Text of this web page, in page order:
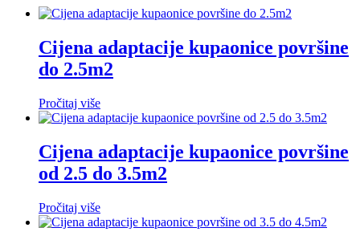
Cijena adaptacije kupaonice površine
do 2.5m2
Pročitaj više
Cijena adaptacije kupaonice površine
od 2.5 do 3.5m2
Pročitaj više